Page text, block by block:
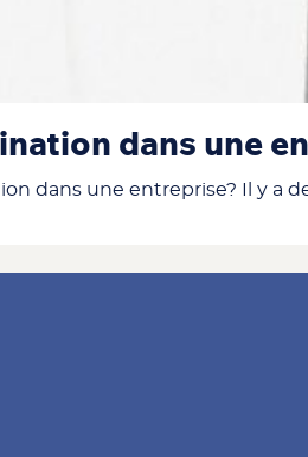
dans une
dans une entreprise? Il y a